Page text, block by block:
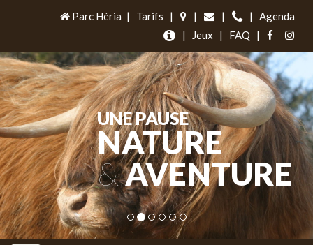
Parc Héria | Tarifs | | | |
Agenda
|
Jeux | FAQ |
UNE PAUSE
NATURE
&AVENTURE